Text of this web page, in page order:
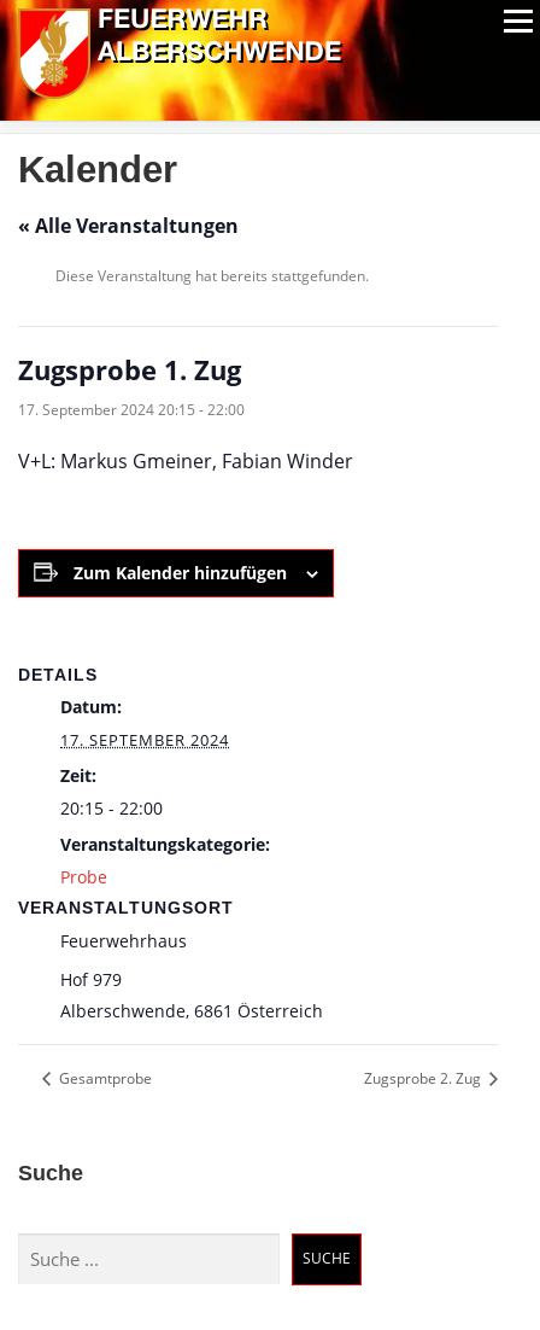
Zum
Inhalt
springen
Menü
ALPIN-NASSWETTBEWERB MITGLIEDER
Kalender
« Alle Veranstaltungen
Diese Veranstaltung hat bereits stattgefunden.
Zugsprobe 1. Zug
17. September 2024 20:15 -22:00
V+L: Markus Gmeiner, Fabian Winder
Zum Kalender hinzufügen
DETAILS
Datum:
17. SEPTEMBER 2024
Zeit:
20:15 - 22:00
Veranstaltungskategorie:
Probe
VERANSTALTUNGSORT
Feuerwehrhaus
Hof 979
Alberschwende, 6861 Österreich
Gesamtprobe Zugsprobe 2. Zug
Suche
SUCHE